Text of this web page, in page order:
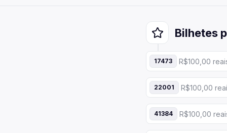
Bilhetes
17473 R$100,00
22001 R$100,00
41384 R$100,00